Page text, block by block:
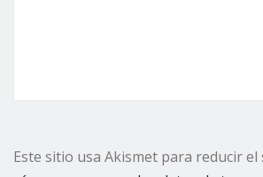
Este sitio usa Akismet para reducir el